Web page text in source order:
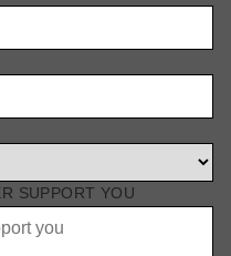
SUPPORT YOU